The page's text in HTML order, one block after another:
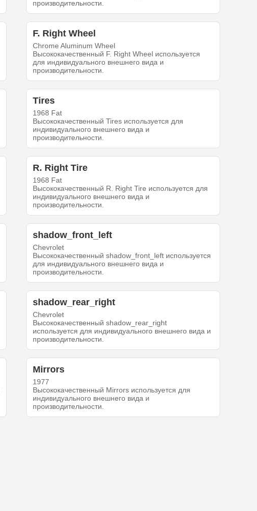
производительности.
F. Right Wheel
Chrome Aluminum Wheel
Высококачественный F. Right Wheel используется
для индивидуального внешнего вида и
производительности.
Tires
1968 Fat
Высококачественный Tires используется для
индивидуального внешнего вида и
производительности.
R. Right Tire
1968 Fat
Высококачественный R. Right Tire используется для
индивидуального внешнего вида и
производительности.
shadow_front_left
Chevrolet
Высококачественный shadow_front_left используется
для индивидуального внешнего вида и
производительности.
shadow_rear_right
Chevrolet
Высококачественный shadow_rear_right
используется для индивидуального внешнего вида и
производительности.
Mirrors
1977
Высококачественный Mirrors используется для
индивидуального внешнего вида и
производительности.